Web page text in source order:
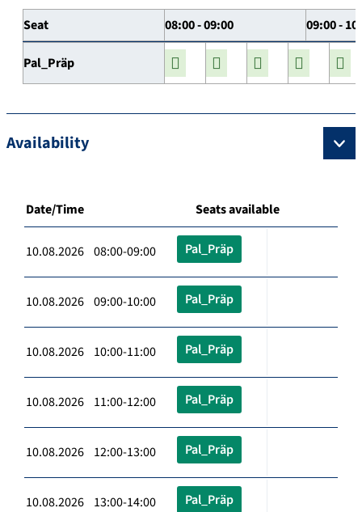
Seat 08:00 - 09:00 09:00 -
Pal_Präp
Availability
Date/Time Seats available
10.08.2026 08:00-09:00 Pal_Präp
10.08.2026 09:00-10:00 Pal_Präp
10.08.2026 10:00-11:00 Pal_Präp
10.08.2026 11:00-12:00 Pal_Präp
10.08.2026 12:00-13:00 Pal_Präp
10.08.2026 13:00-14:00 Pal_Präp